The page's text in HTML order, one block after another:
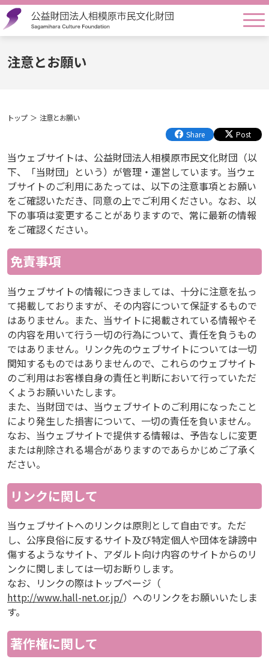
注意とお願い
トップ
注意とお願い
Share
Post
当ウェブサイトは、公益財団法人相模原市民文化財団（以
下、「当財団」という）が管理・運営しています。当ウェ
ブサイトのご利用にあたっては、以下の注意事項とお願い
をご確認いただき、同意の上でご利用ください。なお、以
下の事項は変更することがありますので、常に最新の情報
をご確認ください。
免責事項
当ウェブサイトの情報につきましては、十分に注意を払っ
て掲載しておりますが、その内容について保証するもので
はありません。また、当サイトに掲載されている情報やそ
の内容を用いて行う一切の行為について、責任を負うもの
ではありません。リンク先のウェブサイトについては一切
関知するものではありませんので、これらのウェブサイト
のご利用はお客様自身の責任と判断において行っていただ
くようお願いいたします。
また、当財団では、当ウェブサイトのご利用になったこと
により発生した損害について、一切の責任を負いません。
なお、当ウェブサイトで提供する情報は、予告なしに変更
または削除される場合がありますのであらかじめご了承く
ださい。
リンクに関して
当ウェブサイトへのリンクは原則として自由です。ただ
し、公序良俗に反するサイト及び特定個人や団体を誹謗中
傷するようなサイト、アダルト向け内容のサイトからのリ
ンクに関しましては一切お断りします。
なお、リンクの際はトップページ（
http://www.hall-net.or.jp/）へのリンクをお願いいたしま
す。
著作権に関して